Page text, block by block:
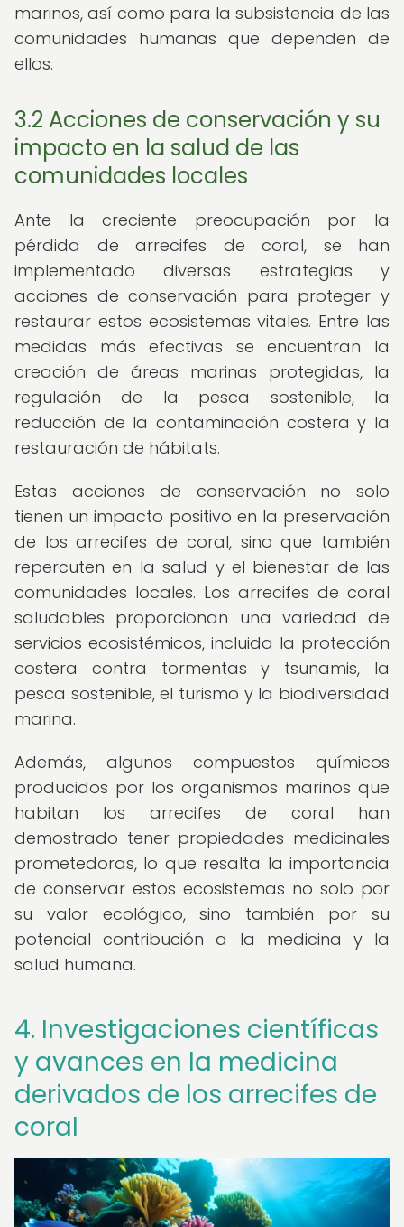
marinos, así como para la subsistencia de las
comunidades humanas que dependen de
ellos.
3.2 Acciones de conservación y su
impacto en la salud de las
comunidades locales
Ante la creciente preocupación por la
pérdida de arrecifes de coral, se han
implementado diversas estrategias y
acciones de conservación para proteger y
restaurar estos ecosistemas vitales. Entre las
medidas más efectivas se encuentran la
creación de áreas marinas protegidas, la
regulación de la pesca sostenible, la
reducción de la contaminación costera y la
restauración de hábitats.
Estas acciones de conservación no solo
tienen un impacto positivo en la preservación
de los arrecifes de coral, sino que también
repercuten en la salud y el bienestar de las
comunidades locales. Los arrecifes de coral
saludables proporcionan una variedad de
servicios ecosistémicos, incluida la protección
costera contra tormentas y tsunamis, la
pesca sostenible, el turismo y la biodiversidad
marina.
Además, algunos compuestos químicos
producidos por los organismos marinos que
habitan los arrecifes de coral han
demostrado tener propiedades medicinales
prometedoras, lo que resalta la importancia
de conservar estos ecosistemas no solo por
su valor ecológico, sino también por su
potencial contribución a la medicina y la
salud humana.
4. Investigaciones científicas
y avances en la medicina
derivados de los arrecifes de
coral